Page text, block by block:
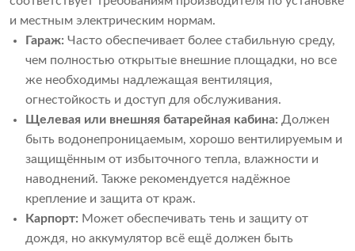
и местным электрическим нормам.
Гараж: Часто обеспечивает более стабильную среду,
чем полностью открытые внешние площадки, но все
же необходимы надлежащая вентиляция,
огнестойкость и доступ для обслуживания.
Щелевая или внешняя батарейная кабина: Должен
быть водонепроницаемым, хорошо вентилируемым и
защищённым от избыточного тепла, влажности и
наводнений. Также рекомендуется надёжное
крепление и защита от краж.
Карпорт: Может обеспечивать тень и защиту от
дождя, но аккумулятор всё ещё должен быть